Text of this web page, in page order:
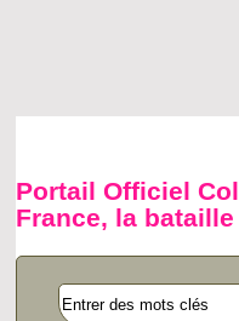
Portail Officiel
France, la